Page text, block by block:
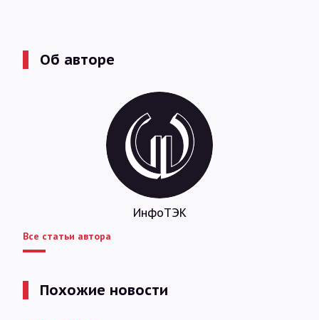
Об авторе
ИнфоТЭК
Все статьи автора
Похожие новости